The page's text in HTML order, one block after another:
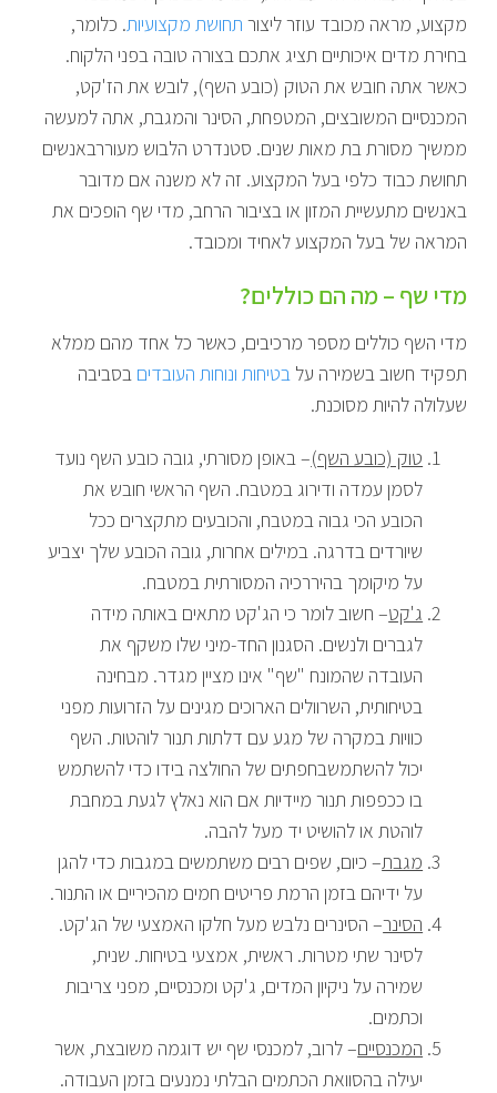
מקצוע, מראה מכובד עוזר ליצור תחושת מקצועיות. כלומר,
בחירת מדים איכותיים תציג אתכם בצורה טובה בפני הלקוח.
כאשר אתה חובש את הטוק (כובע השף), לובש את הז'קט,
המכנסיים המשובצים, המטפחת, הסינר והמגבת, אתה למעשה
ממשיך מסורת בת מאות שנים. סטנדרט הלבוש מעוררבאנשים
תחושת כבוד כלפי בעל המקצוע. זה לא משנה אם מדובר
באנשים מתעשיית המזון או בציבור הרחב, מדי שף הופכים את
המראה של בעל המקצוע לאחיד ומכובד.
מדי שף – מה הם כוללים?
מדי השף כוללים מספר מרכיבים, כאשר כל אחד מהם ממלא
תפקיד חשוב בשמירה על בטיחות ונוחות העובדים בסביבה
שעלולה להיות מסוכנת.
טוק (כובע השף)– באופן מסורתי, גובה כובע השף נועד
לסמן עמדה ודירוג במטבח. השף הראשי חובש את
הכובע הכי גבוה במטבח, והכובעים מתקצרים ככל
שיורדים בדרגה. במילים אחרות, גובה הכובע שלך יצביע
על מיקומך בהיררכיה המסורתית במטבח.
ג'קט– חשוב לומר כי הג'קט מתאים באותה מידה
לגברים ולנשים. הסגנון החד-מיני שלו משקף את
העובדה שהמונח "שף" אינו מציין מגדר. מבחינה
בטיחותית, השרוולים הארוכים מגינים על הזרועות מפני
כוויות במקרה של מגע עם דלתות תנור לוהטות. השף
יכול להשתמשבחפתים של החולצה בידו כדי להשתמש
בו ככפפות תנור מיידיות אם הוא נאלץ לגעת במחבת
לוהטת או להושיט יד מעל להבה.
מגבת– כיום, שפים רבים משתמשים במגבות כדי להגן
על ידיהם בזמן הרמת פריטים חמים מהכיריים או התנור.
הסינר– הסינרים נלבש מעל חלקו האמצעי של הג'קט.
לסינר שתי מטרות. ראשית, אמצעי בטיחות. שנית,
שמירה על ניקיון המדים, ג'קט ומכנסיים, מפני צריבות
וכתמים.
המכנסיים– לרוב, למכנסי שף יש דוגמה משובצת, אשר
יעילה בהסוואת הכתמים הבלתי נמנעים בזמן העבודה.